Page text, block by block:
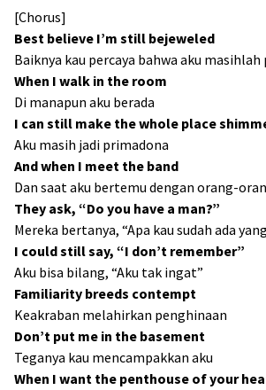
[Chorus]
Best believe I’m still bejeweled
Baiknya kau percaya bahwa aku
When I walk in the room
Di manapun aku berada
I can still make the whole place
Aku masih jadi primadona
And when I meet the band
Dan saat aku bertemu dengan orang-
They ask, “Do you have a man?”
Mereka bertanya, “Apa kau sudah ada
I could still say, “I don’t remember”
Aku bisa bilang, “Aku tak ingat”
Familiarity breeds contempt
Keakraban melahirkan penghinaan
Don’t put mе in the basement
Teganya kau mencampakkan aku
Whеn I want the penthouse of your